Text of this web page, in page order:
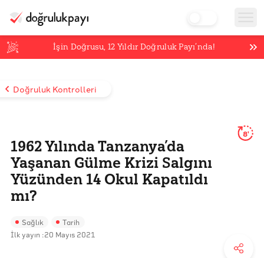
İşin Doğrusu,12 Yıldır Doğruluk Payı’nda!
Doğruluk Kontrolleri
1962 Yılında Tanzanya’da
Yaşanan Gülme Krizi Salgını
Yüzünden 14 Okul Kapatıldı
mı?
8'
Sağlık Tarih
İlk yayın :20 Mayıs 2021